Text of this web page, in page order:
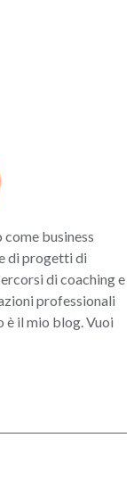
come business
di progetti di
di coaching e
professionali
è il mio blog. Vuoi